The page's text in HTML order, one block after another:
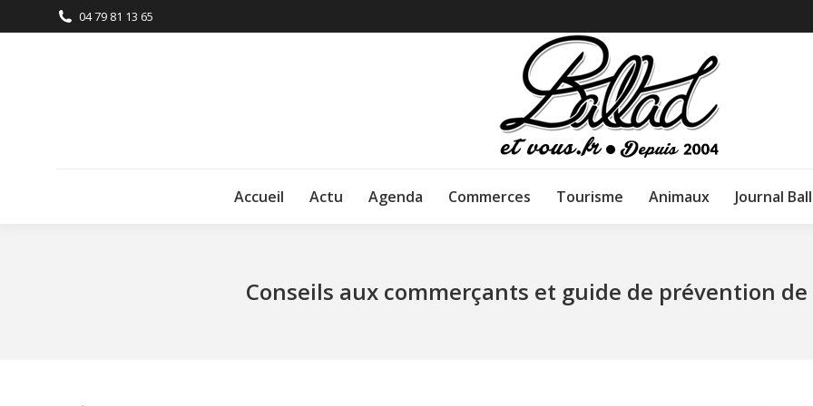
04 79 81 13 65
Accueil Actu Agenda Commerces Tourisme Animaux Journal
Conseils aux commerçants et guide de prévention